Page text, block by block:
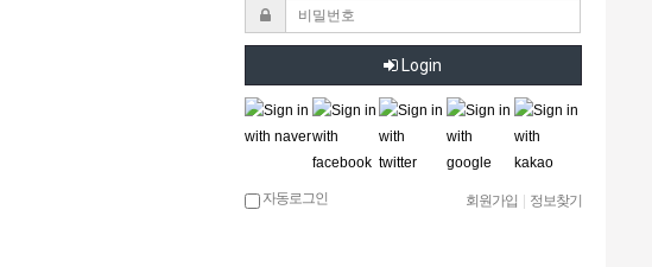
Login
자동로그인 회원가입 정보찾기